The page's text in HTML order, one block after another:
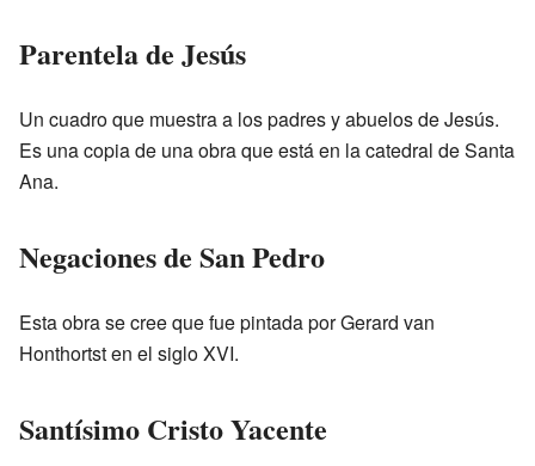
Parentela de Jesús
Un cuadro que muestra a los padres y abuelos de Jesús.
Es una copia de una obra que está en la catedral de Santa
Ana.
Negaciones de San Pedro
Esta obra se cree que fue pintada por Gerard van
Honthortst en el siglo XVI.
Santísimo Cristo Yacente